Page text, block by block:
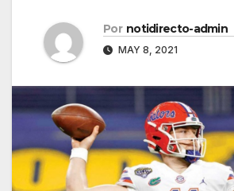
Por notidirecto-admin
MAY 8, 2021